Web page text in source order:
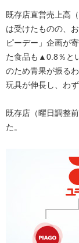
既存店直営売上高
は受けたものの、
ピーデー」企画が
た食品も▲0.8％と
のため青果が振る
玩具が伸長し、わ
既存店（曜日調整
た。